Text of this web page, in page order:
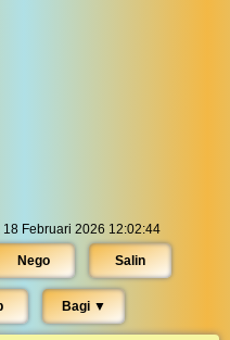
Februari 2026 12:02:44
Nego Salin
Bagi ▼︎